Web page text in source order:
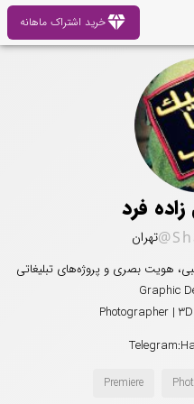
diamondخرید اشتراک ماهانه
فرد
تهران
Photographer |
Premiere